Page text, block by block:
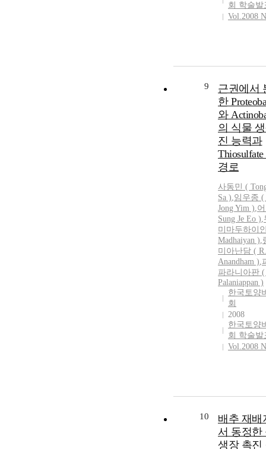
회 학술발
Vol.2008
9
근권에서
한
와
의 식물
진 능력과
경로
사동민 (
Sa ),임우종 (
Jong Yim ),
Sung Je Eo ),
미마두하이
Madhaiyan ),
미아난담 ( R.
Anandham ),
파라니아판 (
Palaniappan )
한국토양
회
2008
한국토양
회 학술발
Vol.2008
10
배추 재배
서 동정한
생장 촉진